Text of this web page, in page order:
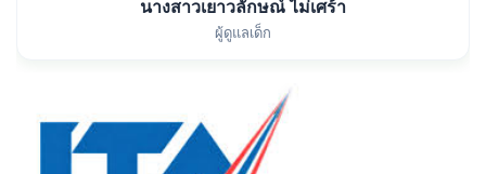
นางสาวเยาวลักษณ์ ไม่เศร้า
ผู้ดูแลเด็ก